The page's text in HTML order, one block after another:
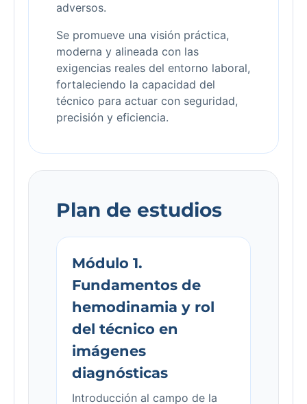
adversos.
Se promueve una visión práctica,
moderna y alineada con las
exigencias reales del entorno laboral,
fortaleciendo la capacidad del
técnico para actuar con seguridad,
precisión y eficiencia.
Plan de estudios
Módulo 1.
Fundamentos de
hemodinamia y rol
del técnico en
imágenes
diagnósticas
Introducción al campo de la